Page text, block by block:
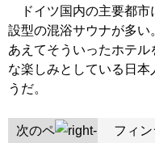
ドイツ国内の主要都市
設型の混浴サウナが多
あえてそういったホテ
な楽しみとしている日
うだ。
次のペ
フィ